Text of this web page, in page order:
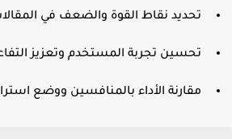
تحديد نقاط القوة والضعف في المقالات.
تحسين تجربة المستخدم وتعزيز
مقارنة الأداء بالمنافسين ووضع